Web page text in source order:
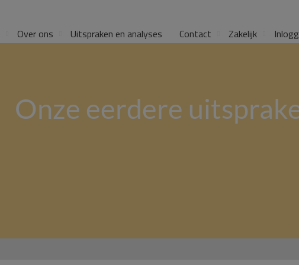
Over ons Uitspraken en analyses Contact Zakelijk
Onze eerdere